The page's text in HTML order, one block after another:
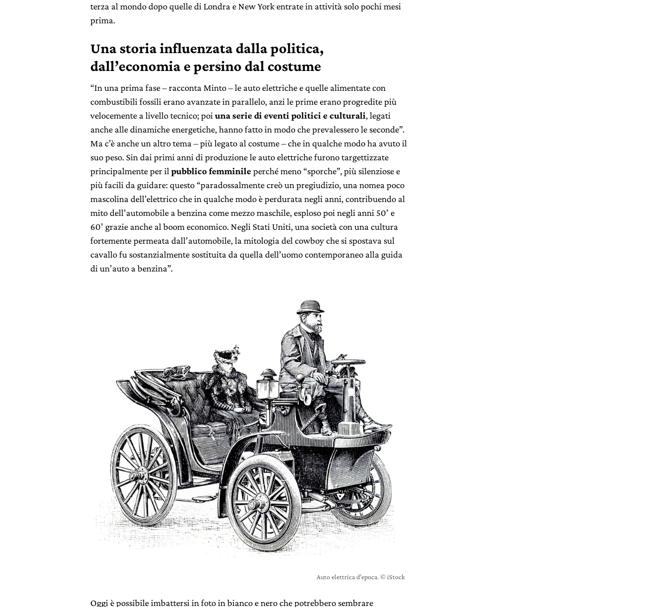
terza al mondo dopo quelle di Londra e New York entrate in attività solo pochi mesi
prima.
Una storia influenzata dalla politica,
dall’economia e persino dal costume
“In una prima fase – racconta Minto – le auto elettriche e quelle alimentate con
combustibili fossili erano avanzate in parallelo, anzi le prime erano progredite più
velocemente a livello tecnico; poi una serie di eventi politici e culturali, legati
anche alle dinamiche energetiche, hanno fatto in modo che prevalessero le seconde”.
Ma c’è anche un altro tema – più legato al costume – che in qualche modo ha avuto il
suo peso. Sin dai primi anni di produzione le auto elettriche furono targettizzate
principalmente per il pubblico femminileperché meno “sporche”, più silenziose e
più facili da guidare: questo “paradossalmente creò un pregiudizio, una nomea poco
mascolina dell’elettrico che in qualche modo è perdurata negli anni, contribuendo al
mito dell’automobile a benzina come mezzo maschile, esploso poi negli anni 50’ e
60’ grazie anche al boom economico. Negli Stati Uniti, una società con una cultura
fortemente permeata dall’automobile, la mitologia del cowboy che si spostava sul
cavallo fu sostanzialmente sostituita da quella dell’uomo contemporaneo alla guida
di un’auto a benzina”.
Auto elettrica d’epoca. © iStock
Oggi è possibile imbattersi in foto in bianco e nero che potrebbero sembrare